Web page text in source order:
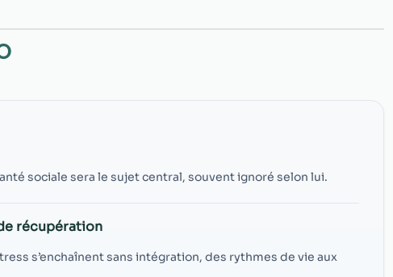
sociale sera le sujet central, souvent ignoré selon lui.
récupération
s’enchaînent sans intégration, des rythmes de vie aux
chances de